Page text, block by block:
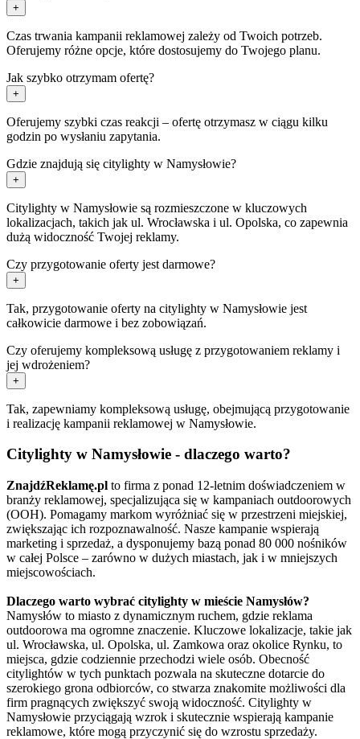
+
Czas trwania kampanii reklamowej zależy od Twoich potrzeb.
Oferujemy różne opcje, które dostosujemy do Twojego planu.
Jak szybko otrzymam ofertę?
+
Oferujemy szybki czas reakcji – ofertę otrzymasz w ciągu kilku
godzin po wysłaniu zapytania.
Gdzie znajdują się citylighty w Namysłowie?
+
Citylighty w Namysłowie są rozmieszczone w kluczowych
lokalizacjach, takich jak ul. Wrocławska i ul. Opolska, co zapewnia
dużą widoczność Twojej reklamy.
Czy przygotowanie oferty jest darmowe?
+
Tak, przygotowanie oferty na citylighty w Namysłowie jest
całkowicie darmowe i bez zobowiązań.
Czy oferujemy kompleksową usługę z przygotowaniem reklamy i
jej wdrożeniem?
+
Tak, zapewniamy kompleksową usługę, obejmującą przygotowanie
i realizację kampanii reklamowej w Namysłowie.
Citylighty w Namysłowie - dlaczego warto?
ZnajdźReklamę.pl to firma z ponad 12-letnim doświadczeniem w
branży reklamowej, specjalizująca się w kampaniach outdoorowych
(OOH). Pomagamy markom wyróżniać się w przestrzeni miejskiej,
zwiększając ich rozpoznawalność. Nasze kampanie wspierają
marketing i sprzedaż, a dysponujemy bazą ponad 80 000 nośników
w całej Polsce – zarówno w dużych miastach, jak i w mniejszych
miejscowościach.
Dlaczego warto wybrać citylighty w mieście Namysłów?
Namysłów to miasto z dynamicznym ruchem, gdzie reklama
outdoorowa ma ogromne znaczenie. Kluczowe lokalizacje, takie jak
ul. Wrocławska, ul. Opolska, ul. Zamkowa oraz okolice Rynku, to
miejsca, gdzie codziennie przechodzi wiele osób. Obecność
citylightów w tych punktach pozwala na skuteczne dotarcie do
szerokiego grona odbiorców, co stwarza znakomite możliwości dla
firm pragnących zwiększyć swoją widoczność. Citylighty w
Namysłowie przyciągają wzrok i skutecznie wspierają kampanie
reklamowe, które mogą przyczynić się do wzrostu sprzedaży.